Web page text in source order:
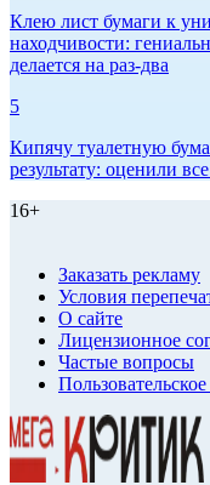
Клею лист бумаги к
находчивости:
делается на раз-два
5
Кипячу туалетную
результату: оценили
16+
Заказать рекламу
Условия
О сайте
Лицензионное
Частые вопросы